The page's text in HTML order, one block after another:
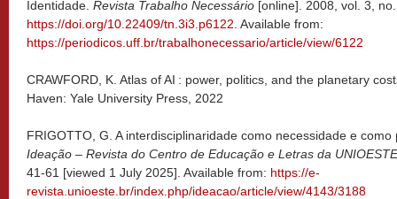
Identidade. Revista Trabalho Necessário [online]. 2008, vol. 3,
https://doi.org/10.22409/tn.3i3.p6122 . Available from:
https://periodicos.uff.br/trabalhonecessario/article/view/6122
CRAWFORD, K. Atlas of AI : power, politics, and the planetary
Haven: Yale University Press, 2022
FRIGOTTO, G. A interdisciplinaridade como necessidade e
Ideação – Revista do Centro de Educação e Letras da UNIOESTE
41-61 [viewed 1 July 2025]. Available from: https://e-
revista.unioeste.br/index.php/ideacao/article/view/4143/3188